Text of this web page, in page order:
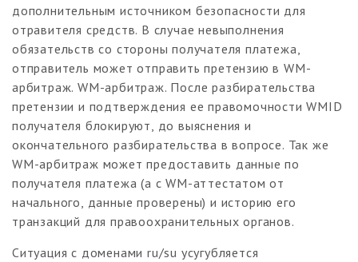
дополнительным источником безопасности для
отравителя средств. В случае невыполнения
обязательств со стороны получателя платежа,
отправитель может отправить претензию в WM-
арбитраж. WM-арбитраж. После разбирательства
претензии и подтверждения ее правомочности WMID
получателя блокируют, до выяснения и
окончательного разбирательства в вопросе. Так же
WM-арбитраж может предоставить данные по
получателя платежа (а с WM-аттестатом от
начального, данные проверены) и историю его
транзакций для правоохранительных органов.
Ситуация с доменами ru/su усугубляется